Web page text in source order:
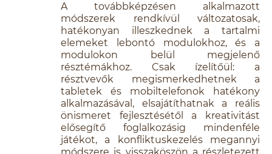
A továbbképzésen alkalmazott
módszerek rendkívül változatosak,
hatékonyan illeszkednek a tartalmi
elemeket lebontó modulokhoz, és a
modulokon belül megjelenő
résztémákhoz. Csak ízelítőül: a
résztvevők megismerkedhetnek a
tabletek és mobiltelefonok hatékony
alkalmazásával, elsajátíthatnak a reális
önismeret fejlesztésétől a kreativitást
elősegítő foglalkozásig mindenféle
játékot, a konfliktuskezelés megannyi